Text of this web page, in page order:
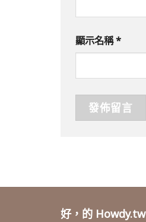
顯示名稱*
好，的 Howdy.tw